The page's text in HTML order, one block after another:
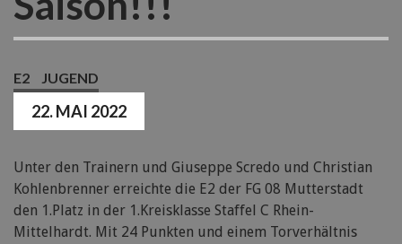
E2 JUGEND
22. MAI 2022
Unter den Trainern und Giuseppe Scredo und Christian
Kohlenbrenner erreichte die E2 der FG 08 Mutterstadt
den 1.Platz in der 1.Kreisklasse Staffel C Rhein-
Mittelhardt. Mit 24 Punkten und einem Torverhältnis